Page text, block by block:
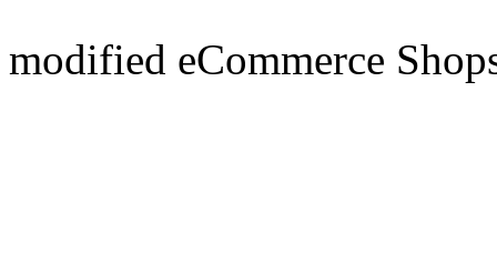
modified eCommerce